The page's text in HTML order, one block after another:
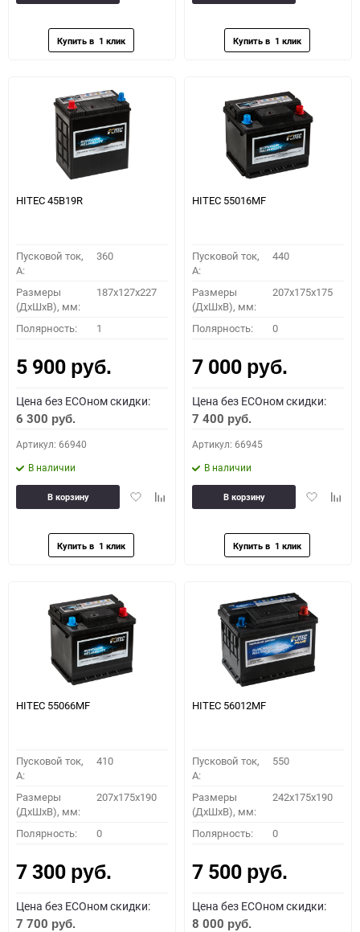
HITEC 45B19R
Пусковой ток,
A:
360
Размеры
(ДхШхВ), мм:
187x127x227
Полярность: 1
5 900 руб.
Цена без ECOном скидки:
6 300 руб.
Артикул: 66940
В наличии
ДобавитьДобавить
В корзину
HITEC 55016MF
Пусковой ток,
A:
440
Размеры
(ДхШхВ), мм:
207x175x175
Полярность: 0
7 000 руб.
Цена без ECOном скидки:
7 400 руб.
Артикул: 66945
В наличии
Добавить
В корзину
HITEC 55066MF
Пусковой ток,
A:
410
Размеры
(ДхШхВ), мм:
207x175x190
Полярность: 0
7 300 руб.
Цена без ECOном скидки:
7 700 руб.
HITEC 56012MF
Пусковой ток,
A:
550
Размеры
(ДхШхВ), мм:
242x175x190
Полярность: 0
7 500 руб.
Цена без ECOном скидки:
8 000 руб.